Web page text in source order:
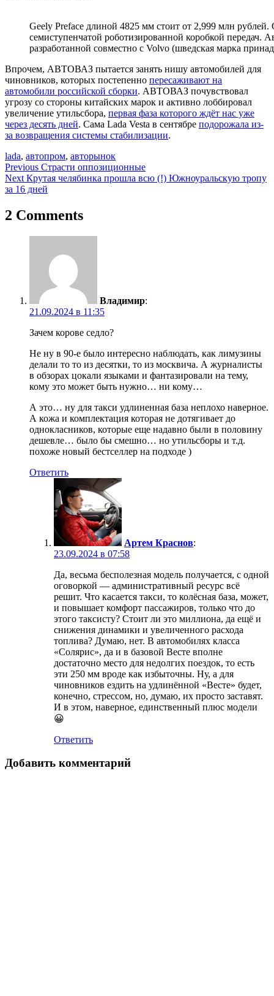
Geely Preface длиной 4825 мм стоит от 2,999 млн
семиступенчатой роботизированной коробкой передач.
разработанной совместно с Volvo (шведская марка
Впрочем, АВТОВАЗ пытается занять нишу автомобилей для
чиновников, которых постепенно пересаживают на
автомобили российской сборки. АВТОВАЗ почувствовал
угрозу со стороны китайских марок и активно лоббировал
увеличение утильсбора, первая фаза которого ждёт нас уже
через десять дней. Сама Lada Vesta в сентябре подорожала из-
за возвращения системы стабилизации.
lada, автопром, авторынок
Навигация
по
Previous Страсти оппозиционные
Next Крутая челябинка прошла всю (!) Южноуральскую тропу
за 16 дней
2 Comments
Владимир:
21.09.2024 в 11:35
Зачем корове седло?
Не ну в 90-е было интересно наблюдать, как лимузины
делали то то из десятки, то из москвича. А журналисты
в обзорах цокали языками и фантазировали на тему,
кому это может быть нужно… ни кому…
А это… ну для такси удлиненная база неплохо наверное.
А кожа и комплектация которая не дотягивает до
однокласников, которые еще надавно были в половину
дешевле… было бы смешно… но утильсборы и т.д.
похоже новый бестселлер на подходе )
Ответить
Артем Краснов:
23.09.2024 в 07:58
Да, весьма бесполезная модель получается, с одной
оговоркой — административный ресурс всё
решит. Что касается такси, то колёсная база, может,
и повышает комфорт пассажиров, только что до
этого таксисту? Стоит ли это миллиона, да ещё и
снижения динамики и увеличенного расхода
топлива? Думаю, нет. В автомобилях класса
«Солярис», да и в базовой Весте вполне
достаточно место для недолгих поездок, то есть
эти 250 мм вроде как избыточны. Ну, а для
чиновников ездить на удлинённой «Весте» будет,
конечно, стрессом, но, думаю, их просто заставят.
И в этом, наверное, единственный плюс модели
😀
Ответить
Добавить комментарий